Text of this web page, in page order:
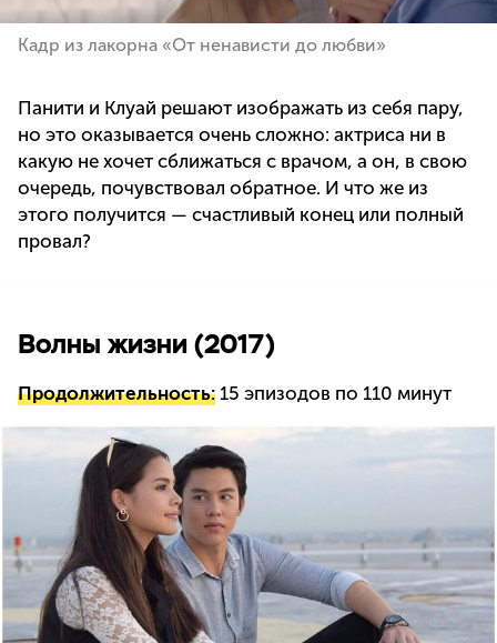
Кадр из лакорна «От ненависти до любви»
Панити и Клуай решают изображать из себя пару,
но это оказывается очень сложно: актриса ни в
какую не хочет сближаться с врачом, а он, в свою
очередь, почувствовал обратное. И что же из
этого получится — счастливый конец или полный
провал?
Волны жизни (2017)
Продолжительность: 15 эпизодов по 110 минут